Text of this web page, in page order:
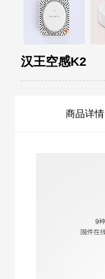
汉王空感K2
商品详情